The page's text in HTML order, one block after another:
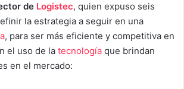
de Logistec, quien expuso seis
la estrategia a seguir en una
, para ser más eficiente y competitiva en
el uso de la tecnología que brindan
en el mercado: